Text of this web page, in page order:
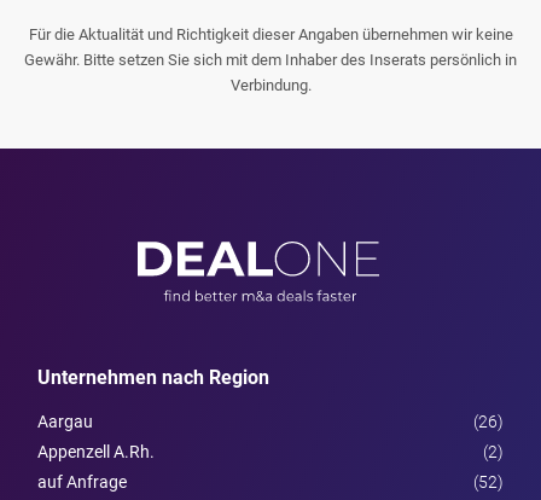
Für die Aktualität und Richtigkeit dieser Angaben übernehmen wir keine
Gewähr. Bitte setzen Sie sich mit dem Inhaber des Inserats persönlich in
Verbindung.
Unternehmen nach Region
Aargau
(26)
Appenzell A.Rh.
(2)
auf Anfrage
(52)